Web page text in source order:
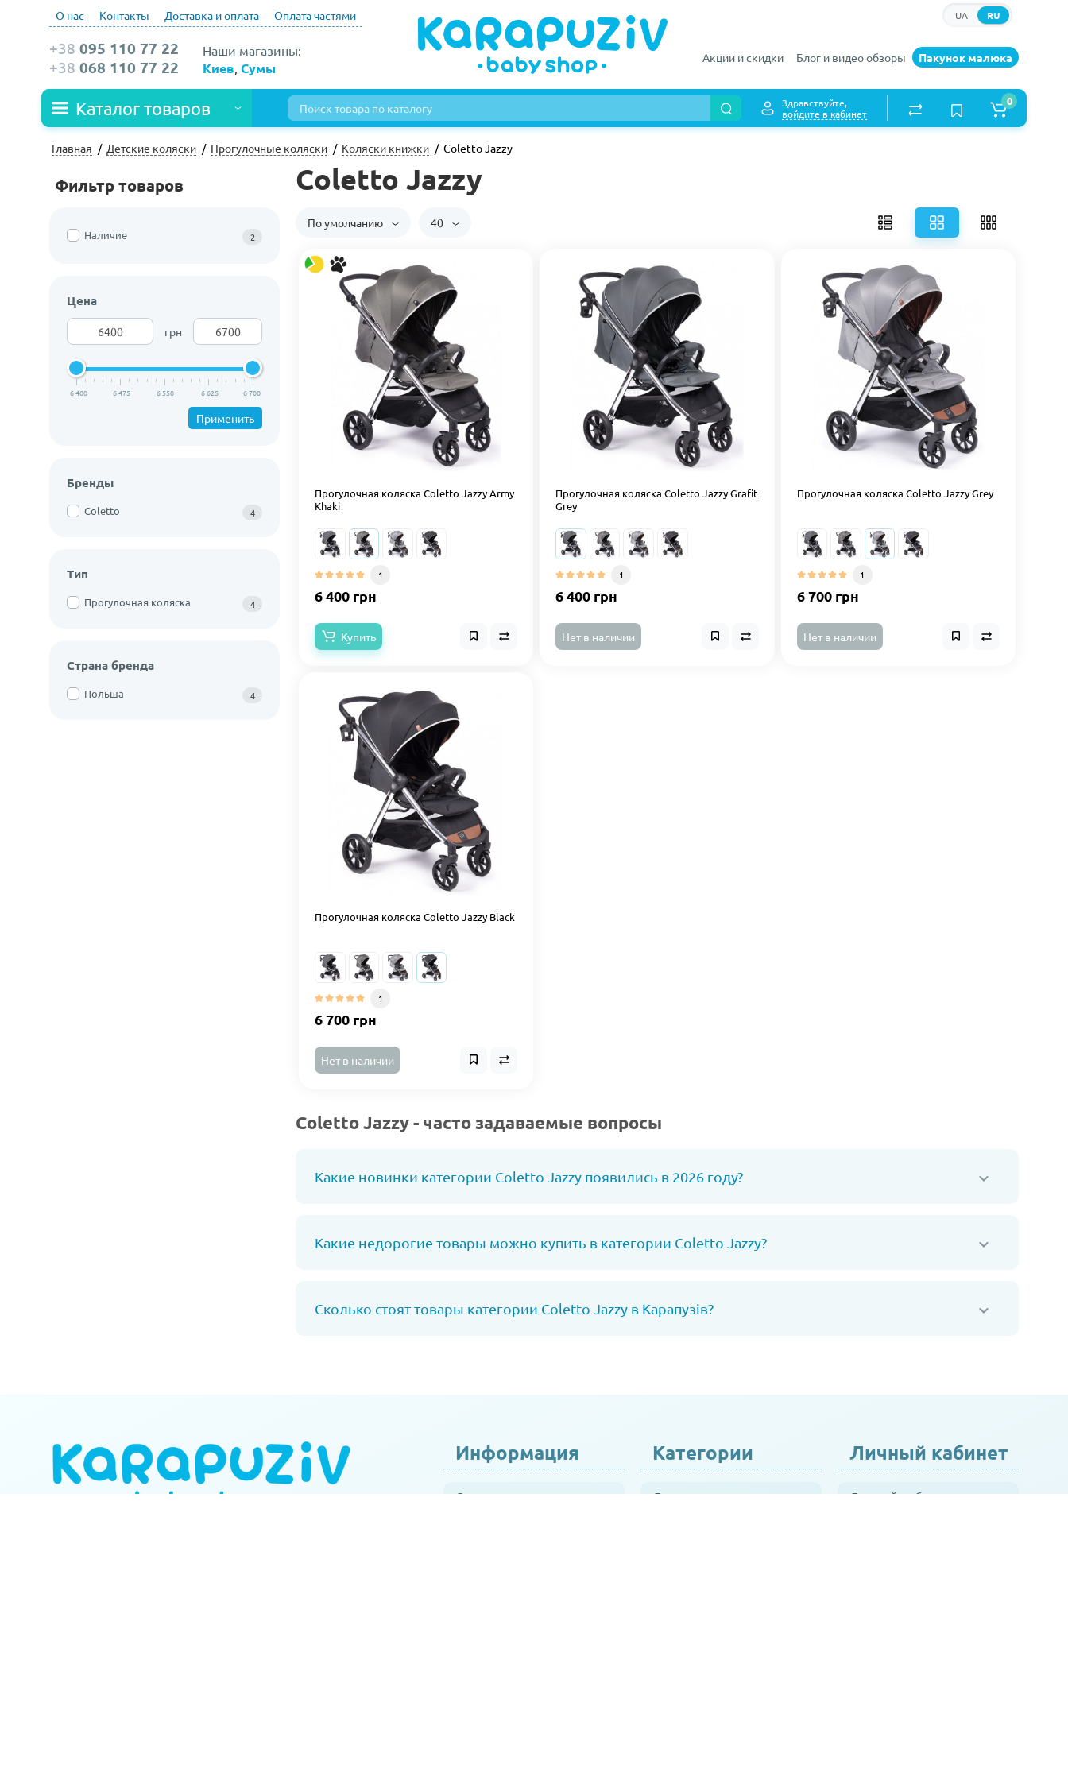
О нас Контакты Доставка и оплата Оплата частями RU
UA
Наши магазины:
Киев Сумы
+38 095 110 77 22
+38 068 110 77 22
Акции и скидки Блог и видео обзоры Пакунок малюка
Каталог товаров
Здравствуйте,
войдите в кабинет
0
Главная Детские коляски Прогулочные коляски Коляски книжки Coletto Jazzy
Фильтр товаров
Наличие 2
Цена
грн
6 400 6 475 6 550 6 625 6 700
Применить
Бренды
Coletto 4
Тип
Прогулочная коляска 4
Страна бренда
Польша 4
Coletto Jazzy
По умолчанию 40
Прогулочная коляска Coletto Jazzy Army
Khaki
1
6 400 грн
Купить
Прогулочная коляска Coletto Jazzy Grafit
Grey
1
6 400 грн
Нет в наличии
Прогулочная коляска Coletto Jazzy Grey
1
6 700 грн
Нет в наличии
Прогулочная коляска Coletto Jazzy Black
1
6 700 грн
Нет в наличии
Coletto Jazzy - часто задаваемые вопросы
Какие новинки категории Coletto Jazzy появились в 2026 году?
Какие недорогие товары можно купить в категории Coletto Jazzy?
Сколько стоят товары категории Coletto Jazzy в Карапузів?
Информация
О нас
Категории
Детские коляски
Личный кабинет
Личный кабинет